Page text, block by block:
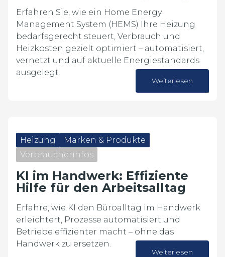
Erfahren Sie, wie ein Home Energy
Management System (HEMS) Ihre Heizung
bedarfsgerecht steuert, Verbrauch und
Heizkosten gezielt optimiert – automatisiert,
vernetzt und auf aktuelle Energiestandards
ausgelegt.
Weiterlesen
Heizung
Marken & Produkte
Verbraucherinfos
KI im Handwerk: Effiziente
Hilfe für den Arbeitsalltag
Erfahre, wie KI den Büroalltag im Handwerk
erleichtert, Prozesse automatisiert und
Betriebe effizienter macht – ohne das
Handwerk zu ersetzen.
Weiterlesen